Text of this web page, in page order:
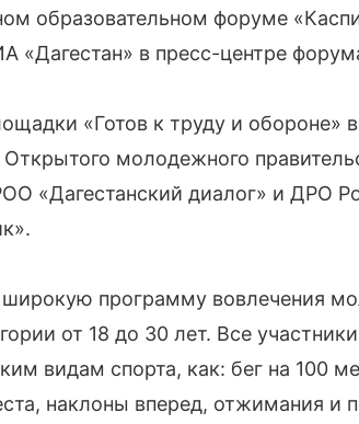
образовательном форуме
«Дагестан» в пресс-центре
«Готов к труду и обороне»
Открытого молодежного
«Дагестанский диалог» и ДРО
программу вовлечения
от 18 до 30 лет. Все
видам спорта, как: бег на 100
наклоны вперед, отжимания и